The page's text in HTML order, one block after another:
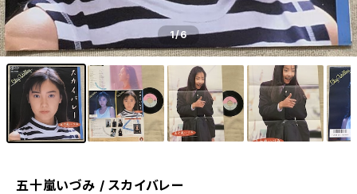
1/6
五十嵐いづみ / スカイバレー